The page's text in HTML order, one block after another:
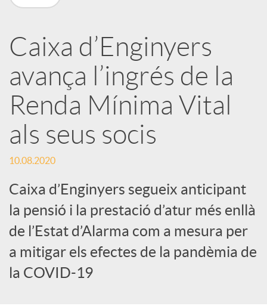
a
r
x
e
s
S
o
c
Caixa d’Enginyers
avança l’ingrés de la
Renda Mínima Vital
als seus socis
10.08.2020
Caixa d’Enginyers segueix anticipant
la pensió i la prestació d’atur més enllà
de l’Estat d’Alarma com a mesura per
a mitigar els efectes de la pandèmia de
la COVID-19